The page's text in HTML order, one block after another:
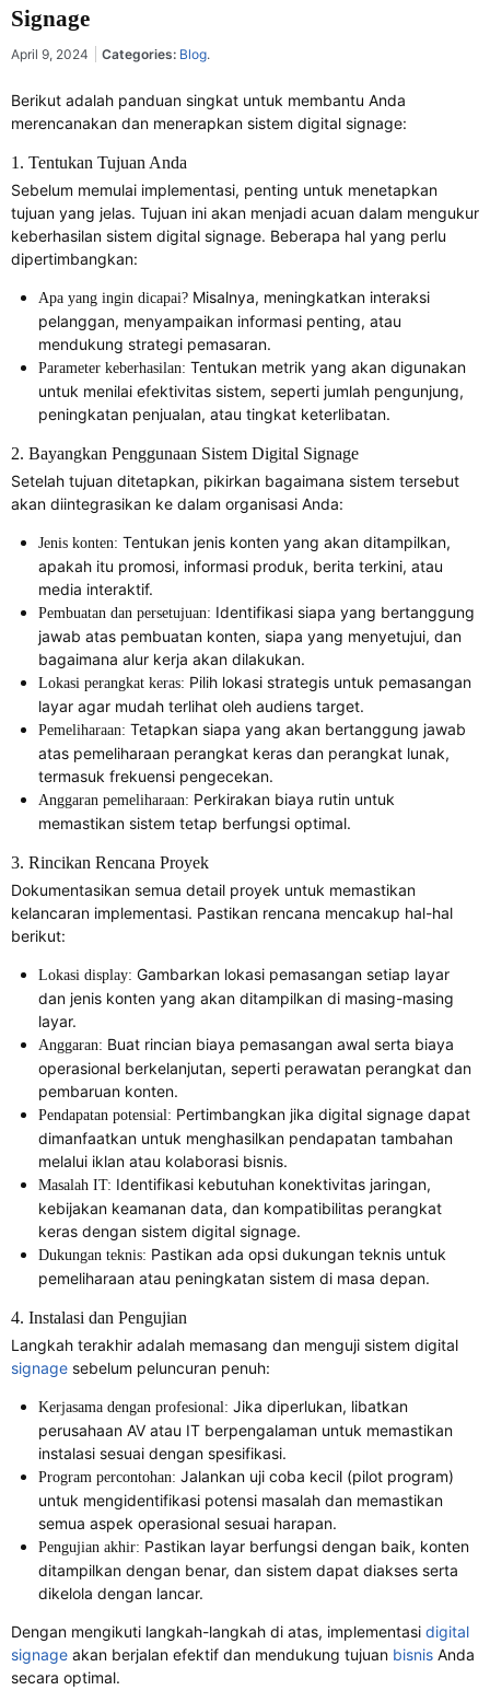
Signage
April 9, 2024 Categories: Blog.
Berikut adalah panduan singkat untuk membantu Anda
merencanakan dan menerapkan sistem digital signage:
1. Tentukan Tujuan Anda
Sebelum memulai implementasi, penting untuk menetapkan
tujuan yang jelas. Tujuan ini akan menjadi acuan dalam mengukur
keberhasilan sistem digital signage. Beberapa hal yang perlu
dipertimbangkan:
Apa yang ingin dicapai? Misalnya, meningkatkan interaksi
pelanggan, menyampaikan informasi penting, atau
mendukung strategi pemasaran.
Parameter keberhasilan: Tentukan metrik yang akan digunakan
untuk menilai efektivitas sistem, seperti jumlah pengunjung,
peningkatan penjualan, atau tingkat keterlibatan.
2. Bayangkan Penggunaan Sistem Digital Signage
Setelah tujuan ditetapkan, pikirkan bagaimana sistem tersebut
akan diintegrasikan ke dalam organisasi Anda:
Jenis konten: Tentukan jenis konten yang akan ditampilkan,
apakah itu promosi, informasi produk, berita terkini, atau
media interaktif.
Pembuatan dan persetujuan: Identifikasi siapa yang bertanggung
jawab atas pembuatan konten, siapa yang menyetujui, dan
bagaimana alur kerja akan dilakukan.
Lokasi perangkat keras: Pilih lokasi strategis untuk pemasangan
layar agar mudah terlihat oleh audiens target.
Pemeliharaan: Tetapkan siapa yang akan bertanggung jawab
atas pemeliharaan perangkat keras dan perangkat lunak,
termasuk frekuensi pengecekan.
Anggaran pemeliharaan: Perkirakan biaya rutin untuk
memastikan sistem tetap berfungsi optimal.
3. Rincikan Rencana Proyek
Dokumentasikan semua detail proyek untuk memastikan
kelancaran implementasi. Pastikan rencana mencakup hal-hal
berikut:
Lokasi display: Gambarkan lokasi pemasangan setiap layar
dan jenis konten yang akan ditampilkan di masing-masing
layar.
Anggaran: Buat rincian biaya pemasangan awal serta biaya
operasional berkelanjutan, seperti perawatan perangkat dan
pembaruan konten.
Pendapatan potensial: Pertimbangkan jika digital signage dapat
dimanfaatkan untuk menghasilkan pendapatan tambahan
melalui iklan atau kolaborasi bisnis.
Masalah IT: Identifikasi kebutuhan konektivitas jaringan,
kebijakan keamanan data, dan kompatibilitas perangkat
keras dengan sistem digital signage.
Dukungan teknis: Pastikan ada opsi dukungan teknis untuk
pemeliharaan atau peningkatan sistem di masa depan.
4. Instalasi dan Pengujian
Langkah terakhir adalah memasang dan menguji sistem digital
signage sebelum peluncuran penuh:
Kerjasama dengan profesional: Jika diperlukan, libatkan
perusahaan AV atau IT berpengalaman untuk memastikan
instalasi sesuai dengan spesifikasi.
Program percontohan: Jalankan uji coba kecil (pilot program)
untuk mengidentifikasi potensi masalah dan memastikan
semua aspek operasional sesuai harapan.
Pengujian akhir: Pastikan layar berfungsi dengan baik, konten
ditampilkan dengan benar, dan sistem dapat diakses serta
dikelola dengan lancar.
Dengan mengikuti langkah-langkah di atas, implementasi digital
signage akan berjalan efektif dan mendukung tujuan bisnis Anda
secara optimal.